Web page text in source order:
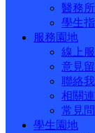
醫務所
學生
服務園地
線上
意見
聯絡
相關
常見
學生園地